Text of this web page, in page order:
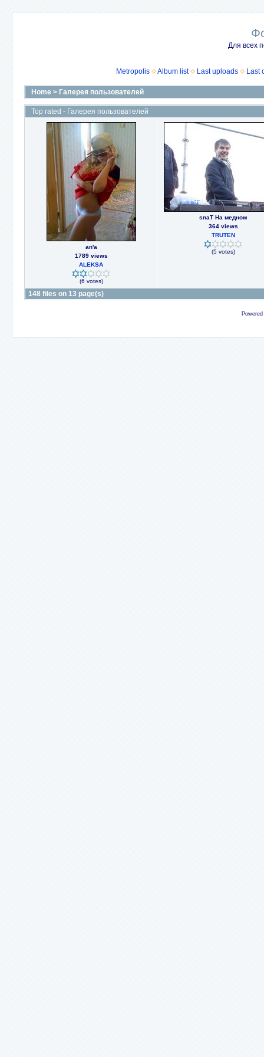
Для всех
Metropolis Album list Last uploads Last
Home > Галерея пользователей
Top rated - Галерея пользователей
an'a
1789 views
ALEKSA
(6 votes)
snaT На медном
364 views
TRUTEN
(5 votes)
148 files on 13 page(s)